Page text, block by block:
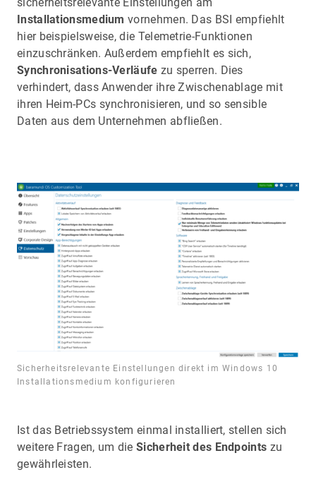
sicherheitsrelevante Einstellungen am
Installationsmedium vornehmen. Das BSI empfiehlt
hier beispielsweise, die Telemetrie-Funktionen
einzuschränken. Außerdem empfiehlt es sich,
Synchronisations-Verläufe zu sperren. Dies
verhindert, dass Anwender ihre Zwischenablage mit
ihren Heim-PCs synchronisieren, und so sensible
Daten aus dem Unternehmen abfließen.
Sicherheitsrelevante Einstellungen direkt im Windows 10
Installationsmedium konfigurieren
Ist das Betriebssystem einmal installiert, stellen sich
weitere Fragen, um die Sicherheit des Endpoints zu
gewährleisten.